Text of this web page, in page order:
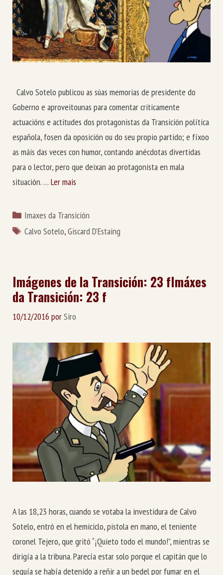
Calvo Sotelo publicou as súas memorias de presidente do
Goberno e aproveitounas para comentar criticamente
actuacións e actitudes dos protagonistas da Transición política
española, fosen da oposición ou do seu propio partido; e fíxoo
as máis das veces con humor, contando anécdotas divertidas
para o lector, pero que deixan ao protagonista en mala
situación. … Ler mais
Categorías
Imaxes da Transición
Etiquetas
Calvo Sotelo,Giscard D’Estaing
Imágenes de la Transición: 23 fImáxes
da Transición: 23 f
10/12/2016 porSiro
A las 18,23 horas, cuando se votaba la investidura de Calvo
Sotelo, entró en el hemiciclo, pistola en mano, el teniente
coronel Tejero, que gritó “¡Quieto todo el mundo!”, mientras se
dirigía a la tribuna. Parecía estar solo porque el capitán que lo
seguía se había detenido a reñir a un bedel por fumar en el